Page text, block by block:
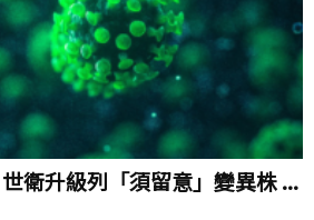
衛升級列「須留意」變異株 ...